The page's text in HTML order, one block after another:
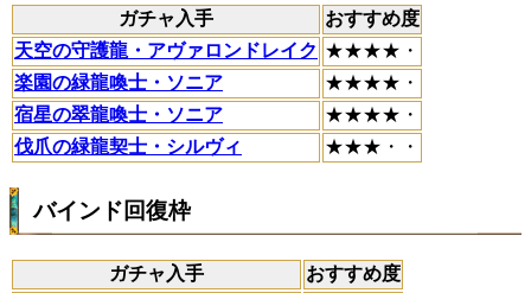
ガチャ入手
おすすめ度
天空の守護龍・アヴァロンドレイク ★★★★・
楽園の緑龍喚士・ソニア
★★★★・
宿星の翠龍喚士・ソニア
★★★★・
伐爪の緑龍契士・シルヴィ
★★★・・
バインド回復枠
ガチャ入手
おすすめ度